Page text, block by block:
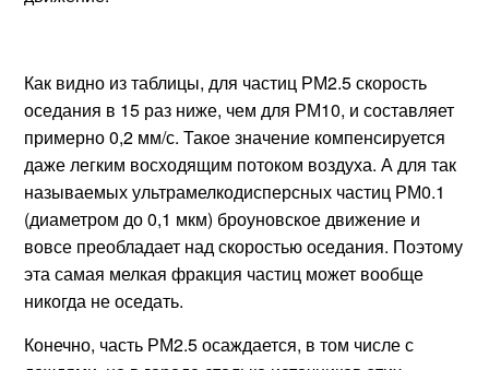
Как видно из таблицы, для частиц РМ2.5 скорость
оседания в 15 раз ниже, чем для РМ10, и составляет
примерно 0,2 мм/с. Такое значение компенсируется
даже легким восходящим потоком воздуха. А для так
называемых ультрамелкодисперсных частиц РМ0.1
(диаметром до 0,1 мкм) броуновское движение и
вовсе преобладает над скоростью оседания. Поэтому
эта самая мелкая фракция частиц может вообще
никогда не оседать.
Конечно, часть РМ2.5 осаждается, в том числе с